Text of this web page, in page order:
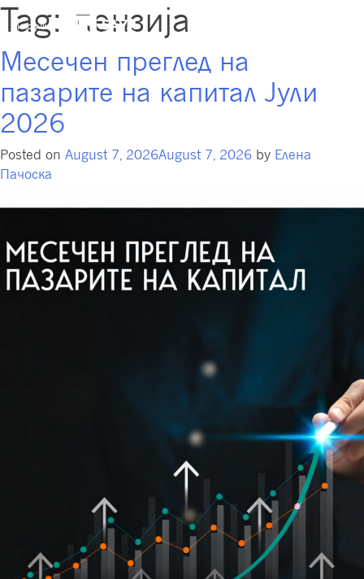
Tag: пензија
Месечен преглед на
пазарите на капитал Јули
2026
Posted on August 7, 2026August 7, 2026 by Елена
Пачоска